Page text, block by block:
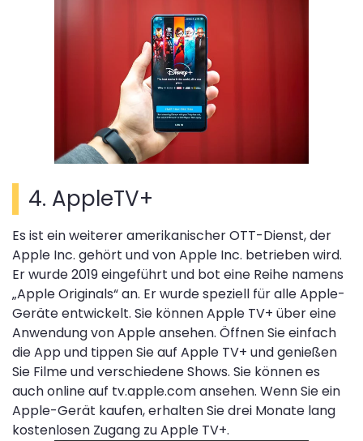
4. AppleTV+
Es ist ein weiterer amerikanischer OTT-Dienst, der
Apple Inc. gehört und von Apple Inc. betrieben wird.
Er wurde 2019 eingeführt und bot eine Reihe namens
„Apple Originals“ an. Er wurde speziell für alle Apple-
Geräte entwickelt. Sie können Apple TV+ über eine
Anwendung von Apple ansehen. Öffnen Sie einfach
die App und tippen Sie auf Apple TV+ und genießen
Sie Filme und verschiedene Shows. Sie können es
auch online auf tv.apple.com ansehen. Wenn Sie ein
Apple-Gerät kaufen, erhalten Sie drei Monate lang
kostenlosen Zugang zu Apple TV+.